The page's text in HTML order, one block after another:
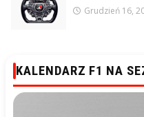
Grudzień 16,
KALENDARZ F1 NA